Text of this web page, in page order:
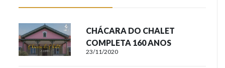
CHÁCARA DO CHALET
COMPLETA 160 ANOS
23/11/2020